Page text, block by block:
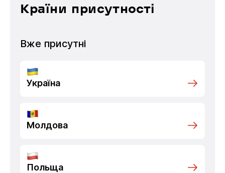
Країни присутності
Вже присутні
Україна
Молдова
Польща